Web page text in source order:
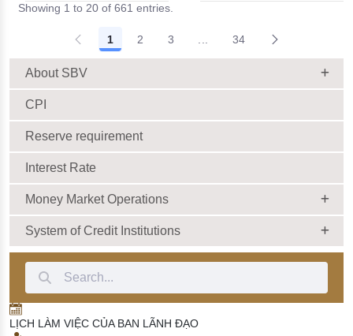
thuận cho Tổ chức kinh tế
lãnh cho người không cư trú
18/06/2026 | 15:57:00
định về chế độ báo cáo định
kỳ NHNN Việt Nam
Showing 1 to 20 of 661 entries.
1 2 3 Intermediate Pages Use
34
About SBV
CPI
Reserve requirement
Interest Rate
Money Market Operations
System of Credit Institutions
Search Bar
LỊCH LÀM VIỆC CỦA BAN LÃNH ĐẠO